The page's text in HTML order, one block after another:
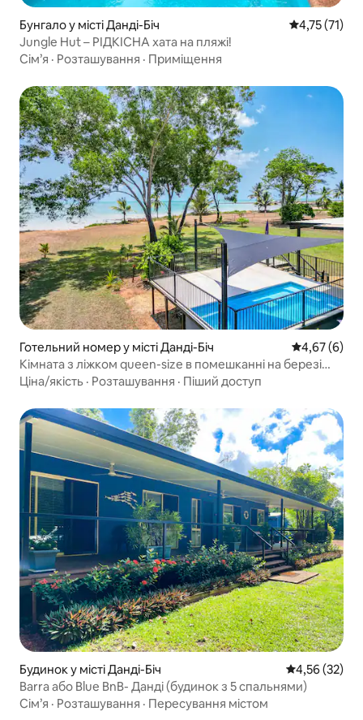
Бунгало у місті Данді-Біч Середня
4,75 (71)
Jungle Hut – РІДКІСНА хата на пляжі!
Сім’я · Розташування · Приміщення
Готельний номер у місті Данді-Біч Середня
4,67 (6)
Кімната з ліжком queen-size в помешканні на березі
моря
Ціна/якість · Розташування · Піший доступ
Будинок у місті Данді-Біч Середня
4,56 (32)
Barra або Blue BnB- Данді (будинок з 5 спальнями)
Сім’я · Розташування · Пересування містом